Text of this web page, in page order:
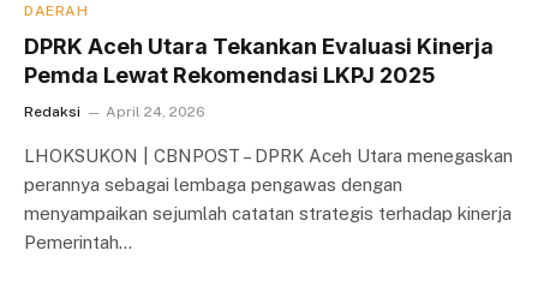
DAERAH
DPRK Aceh Utara Tekankan Evaluasi Kinerja
Pemda Lewat Rekomendasi LKPJ 2025
Redaksi April 24, 2026
LHOKSUKON | CBNPOST – DPRK Aceh Utara menegaskan
perannya sebagai lembaga pengawas dengan
menyampaikan sejumlah catatan strategis terhadap kinerja
Pemerintah…